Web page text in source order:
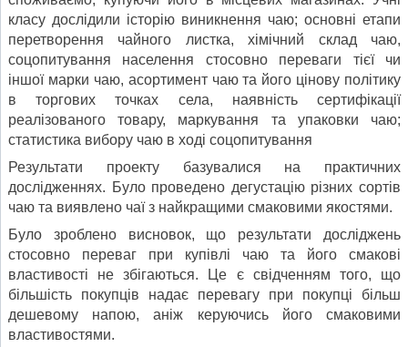
класу дослідили історію виникнення чаю; основні етапи
перетворення чайного листка, хімічний склад чаю,
соцопитування населення стосовно переваги тієї чи
іншої марки чаю, асортимент чаю та його цінову політику
в торгових точках села, наявність сертифікації
реалізованого товару, маркування та упаковки чаю;
статистика вибору чаю в ході соцопитування
Результати проекту базувалися на практичних
дослідженнях. Було проведено дегустацію різних сортів
чаю та виявлено чаї з найкращими смаковими якостями.
Було зроблено висновок, що результати досліджень
стосовно переваг при купівлі чаю та його смакові
властивості не збігаються. Це є свідченням того, що
більшість покупців надає перевагу при покупці більш
дешевому напою, аніж керуючись його смаковими
властивостями.